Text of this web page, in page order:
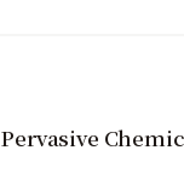
Pervasive